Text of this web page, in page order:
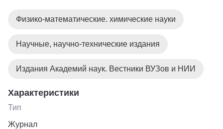
Физико-математические. химические науки
Научные, научно-технические издания
Издания Академий наук. Вестники ВУЗов и НИИ
Характеристики
Тип
Журнал